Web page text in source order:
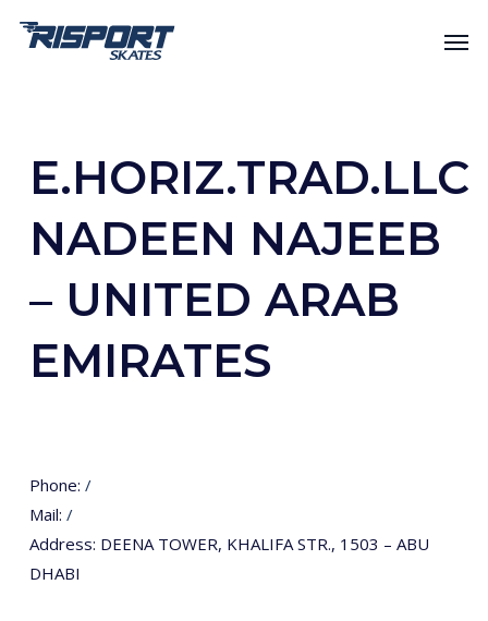
E.HORIZ.TRAD.LLC
NADEEN NAJEEB
– UNITED ARAB
EMIRATES
Phone: /
Mail: /
Address: DEENA TOWER, KHALIFA STR., 1503 – ABU
DHABI